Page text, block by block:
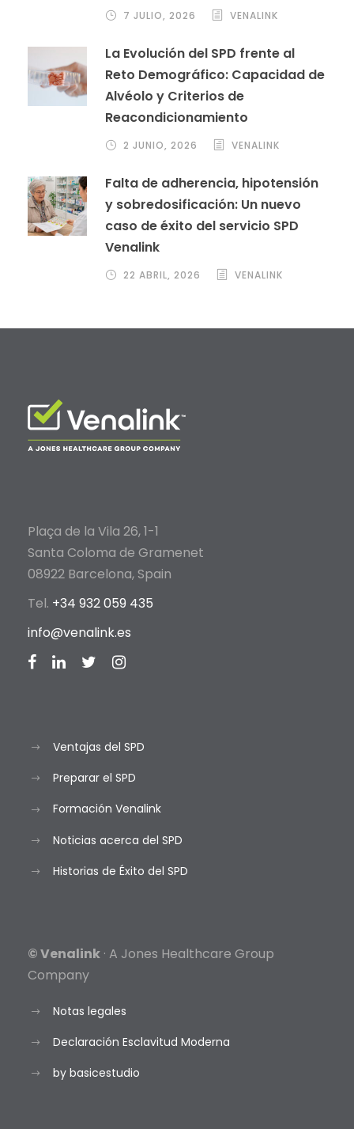
7 JULIO, 2026 VENALINK
La Evolución del SPD frente al
Reto Demográfico: Capacidad de
Alvéolo y Criterios de
Reacondicionamiento
2 JUNIO, 2026 VENALINK
Falta de adherencia, hipotensión
y sobredosificación: Un nuevo
caso de éxito del servicio SPD
Venalink
22 ABRIL, 2026 VENALINK
Plaça de la Vila 26, 1-1
Santa Coloma de Gramenet
08922 Barcelona, Spain
Tel. +34 932 059 435
info@venalink.es
Ventajas del SPD
Preparar el SPD
Formación Venalink
Noticias acerca del SPD
Historias de Éxito del SPD
© Venalink · A Jones Healthcare Group
Company
Notas legales
Declaración Esclavitud Moderna
by basicestudio